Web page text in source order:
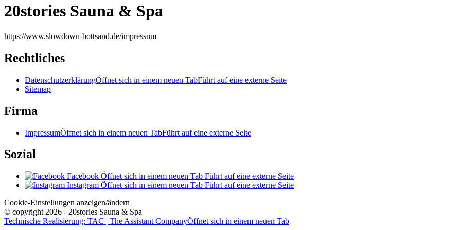
20stories Sauna & Spa
https://www.slowdown-bottsand.de/impressum
Rechtliches
DatenschutzerklärungÖffnet sich in einem neuen TabFührt auf eine externe Seite
Sitemap
Firma
ImpressumÖffnet sich in einem neuen TabFührt auf eine externe Seite
Sozial
Facebook Öffnet sich in einem neuen Tab Führt auf eine externe Seite
Instagram Öffnet sich in einem neuen Tab Führt auf eine externe Seite
Cookie-Einstellungen anzeigen/ändern
© copyright 2026 - 20stories Sauna & Spa
Technische Realisierung: TAC | The Assistant CompanyÖffnet sich in einem neuen Tab